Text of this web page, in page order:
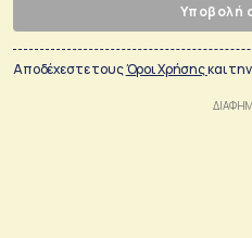
Υποβολή
Αποδέχεστε τουςΌροι Χρήσηςκαι την